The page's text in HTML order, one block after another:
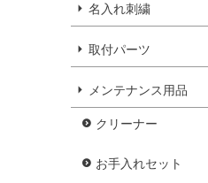
名入れ刺繍
取付パーツ
メンテナンス用品
クリーナー
お手入れセット